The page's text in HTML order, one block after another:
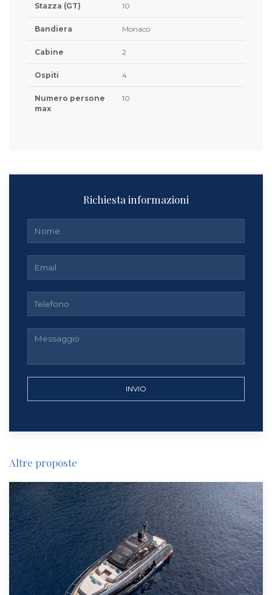
Stazza (GT) 10
Bandiera Monaco
Cabine 2
Ospiti 4
Numero persone
max
10
Richiesta informazioni
INVIO
Altre proposte